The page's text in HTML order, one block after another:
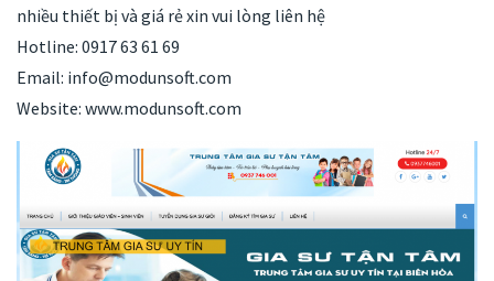
nhiều thiết bị và giá rẻ xin vui lòng liên hệ
Hotline: 0917 63 61 69
Email: info@modunsoft.com
Website: www.modunsoft.com